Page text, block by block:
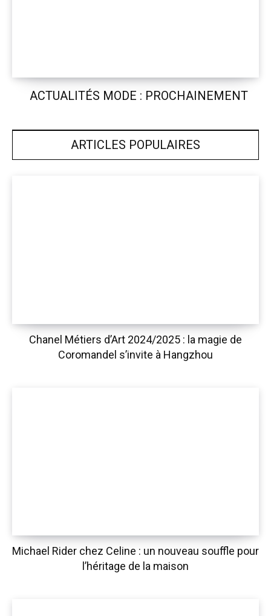
ACTUALITÉS MODE : PROCHAINEMENT
ARTICLES POPULAIRES
Chanel Métiers d’Art 2024/2025 : la magie de
Coromandel s’invite à Hangzhou
Michael Rider chez Celine : un nouveau souffle pour
l’héritage de la maison